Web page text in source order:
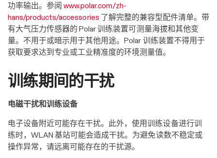
功率输出。参阅www.polar.com/zh-
hans/products/accessories 了解完整的兼容型配件清单。带
有大气压力传感器的 Polar 训练装置可测量海拔和其他变
量。不用于或暗示用于其他用途。Polar 训练装置不得用于
获取要求达到专业或工业精准度的环境测量值。
训练期间的干扰
电磁干扰和训练设备
电子设备附近可能存在干扰。此外，使用训练设备进行训
练时，WLAN 基站可能会造成干扰。为避免读数不稳定或
操作异常，请远离可能存在的干扰源。